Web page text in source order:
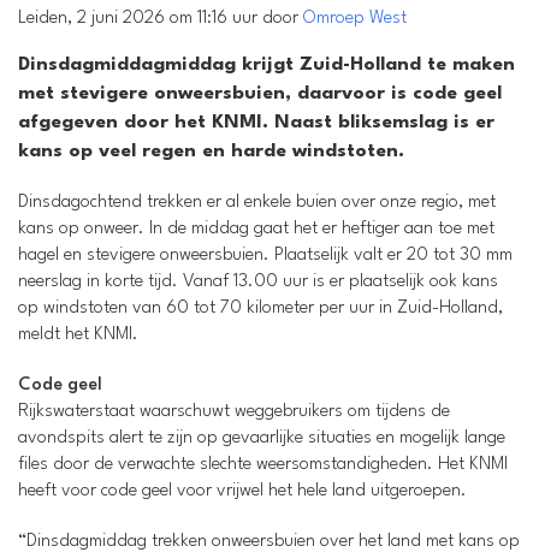
Leiden, 2 juni 2026 om 11:16 uur door Omroep West
Dinsdagmiddagmiddag krijgt Zuid-Holland te maken
met stevigere onweersbuien, daarvoor is code geel
afgegeven door het KNMI. Naast bliksemslag is er
kans op veel regen en harde windstoten.
Dinsdagochtend trekken er al enkele buien over onze regio, met
kans op onweer. In de middag gaat het er heftiger aan toe met
hagel en stevigere onweersbuien. Plaatselijk valt er 20 tot 30 mm
neerslag in korte tijd. Vanaf 13.00 uur is er plaatselijk ook kans
op windstoten van 60 tot 70 kilometer per uur in Zuid-Holland,
meldt het KNMI.
Code geel
Rijkswaterstaat waarschuwt weggebruikers om tijdens de
avondspits alert te zijn op gevaarlijke situaties en mogelijk lange
files door de verwachte slechte weersomstandigheden. Het KNMI
heeft voor code geel voor vrijwel het hele land uitgeroepen.
“Dinsdagmiddag trekken onweersbuien over het land met kans op